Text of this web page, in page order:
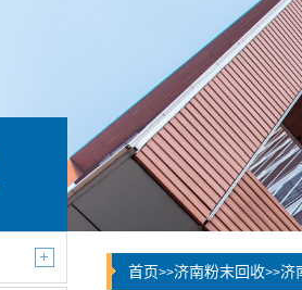
首页>>济南粉末回收>>济